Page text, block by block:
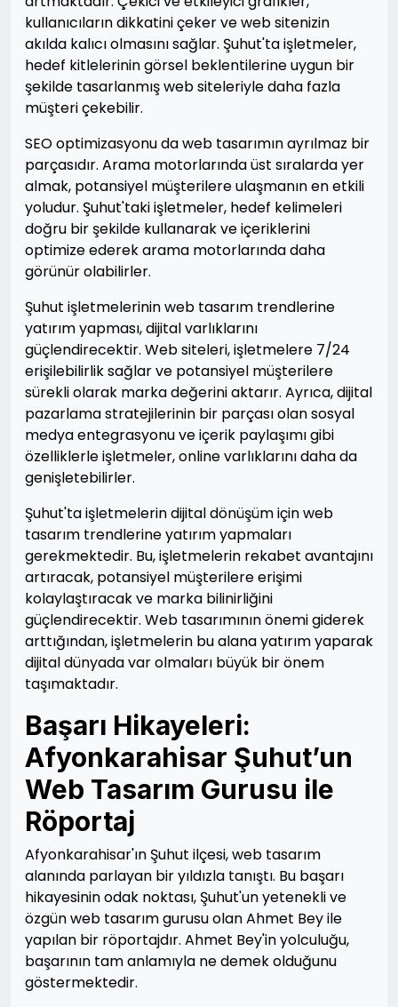
kullanıcıların dikkatini çeker ve web sitenizin
akılda kalıcı olmasını sağlar. Şuhut'ta işletmeler,
hedef kitlelerinin görsel beklentilerine uygun bir
şekilde tasarlanmış web siteleriyle daha fazla
müşteri çekebilir.
SEO optimizasyonu da web tasarımın ayrılmaz bir
parçasıdır. Arama motorlarında üst sıralarda yer
almak, potansiyel müşterilere ulaşmanın en etkili
yoludur. Şuhut'taki işletmeler, hedef kelimeleri
doğru bir şekilde kullanarak ve içeriklerini
optimize ederek arama motorlarında daha
görünür olabilirler.
Şuhut işletmelerinin web tasarım trendlerine
yatırım yapması, dijital varlıklarını
güçlendirecektir. Web siteleri, işletmelere 7/24
erişilebilirlik sağlar ve potansiyel müşterilere
sürekli olarak marka değerini aktarır. Ayrıca, dijital
pazarlama stratejilerinin bir parçası olan sosyal
medya entegrasyonu ve içerik paylaşımı gibi
özelliklerle işletmeler, online varlıklarını daha da
genişletebilirler.
Şuhut'ta işletmelerin dijital dönüşüm için web
tasarım trendlerine yatırım yapmaları
gerekmektedir. Bu, işletmelerin rekabet avantajını
artıracak, potansiyel müşterilere erişimi
kolaylaştıracak ve marka bilinirliğini
güçlendirecektir. Web tasarımının önemi giderek
arttığından, işletmelerin bu alana yatırım yaparak
dijital dünyada var olmaları büyük bir önem
taşımaktadır.
Başarı Hikayeleri:
Afyonkarahisar Şuhut’un
Web Tasarım Gurusu ile
Röportaj
Afyonkarahisar'ın Şuhut ilçesi, web tasarım
alanında parlayan bir yıldızla tanıştı. Bu başarı
hikayesinin odak noktası, Şuhut'un yetenekli ve
özgün web tasarım gurusu olan Ahmet Bey ile
yapılan bir röportajdır. Ahmet Bey'in yolculuğu,
başarının tam anlamıyla ne demek olduğunu
göstermektedir.